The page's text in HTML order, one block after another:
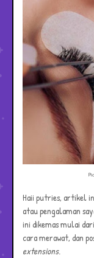
Haii putries, artikel
atau pengalaman
ini dikemas mulai
cara merawat, dan
extensions.